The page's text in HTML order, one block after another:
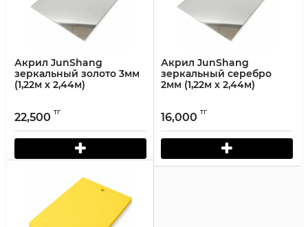
Акрил JunShang
зеркальный золото 3мм
(1,22м х 2,44м)
22,500 тг
Акрил JunShang
зеркальный серебро
2мм (1,22м х 2,44м)
16,000 тг